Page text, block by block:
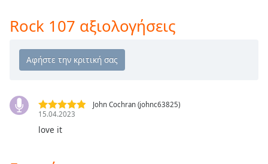
window.
Color
Opacity
Rock 107 αξιολογήσεις
John Cochran (johnc63825)
15.04.2023
love it